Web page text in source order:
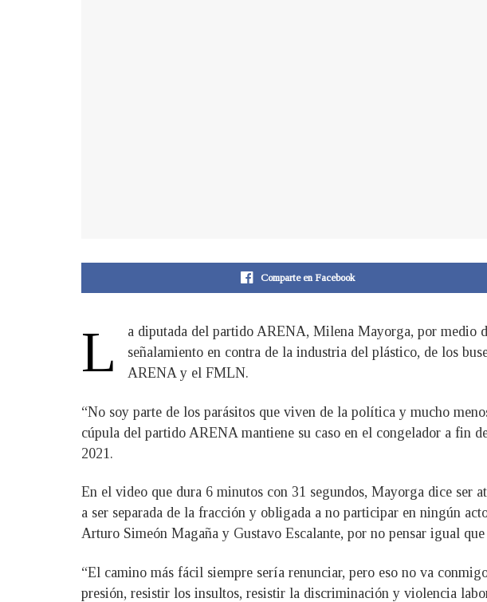
Comparte en Facebook
L
a diputada del partido ARENA, Milena Mayorga, por medio
señalamiento en contra de la industria del plástico, de los
ARENA y el FMLN.
“No soy parte de los parásitos que viven de la política y mucho
cúpula del partido ARENA mantiene su caso en el congelador a fin
2021.
En el video que dura 6 minutos con 31 segundos, Mayorga dice ser
a ser separada de la fracción y obligada a no participar en ningún
Arturo Simeón Magaña y Gustavo Escalante, por no pensar igual que
“El camino más fácil siempre sería renunciar, pero eso no va
presión, resistir los insultos, resistir la discriminación y violencia